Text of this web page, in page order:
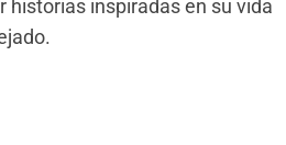
historias inspiradas en su vida